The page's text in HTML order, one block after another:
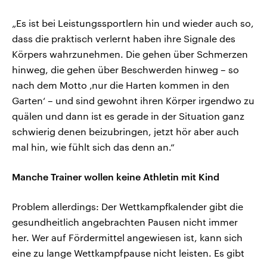
„Es ist bei Leistungssportlern hin und wieder auch so,
dass die praktisch verlernt haben ihre Signale des
Körpers wahrzunehmen. Die gehen über Schmerzen
hinweg, die gehen über Beschwerden hinweg – so
nach dem Motto ‚nur die Harten kommen in den
Garten‘ – und sind gewohnt ihren Körper irgendwo zu
quälen und dann ist es gerade in der Situation ganz
schwierig denen beizubringen, jetzt hör aber auch
mal hin, wie fühlt sich das denn an.“
Manche Trainer wollen keine Athletin mit Kind
Problem allerdings: Der Wettkampfkalender gibt die
gesundheitlich angebrachten Pausen nicht immer
her. Wer auf Fördermittel angewiesen ist, kann sich
eine zu lange Wettkampfpause nicht leisten. Es gibt